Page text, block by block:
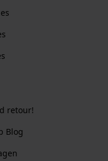
retour!
Blog